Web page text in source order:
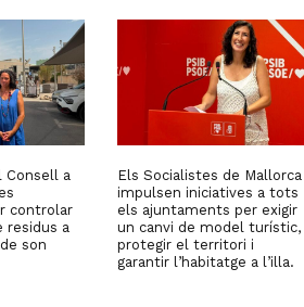
Consell a
controlar
residus a
son
Els Socialistes de Mallorca
impulsen iniciatives a tots
els ajuntaments per exigir
un canvi de model turístic,
protegir el territori i
garantir l’habitatge a l’illa.